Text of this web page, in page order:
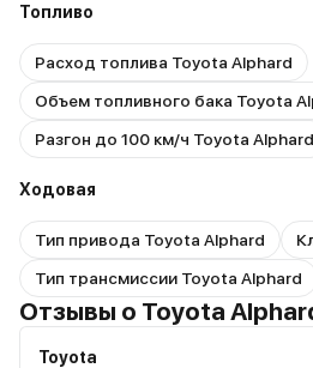
Топливо
Расход топлива Toyota Alphard
Объем топливного бака Toyota
Разгон до 100 км/ч Toyota Alphard
Ходовая
Тип привода Toyota Alphard
Тип трансмиссии Toyota Alphard
Отзывы о Toyota
Toyota